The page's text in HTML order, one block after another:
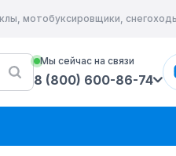
мотобуксировщики,
Мы сейчас на связи
8 (800) 600-86-74